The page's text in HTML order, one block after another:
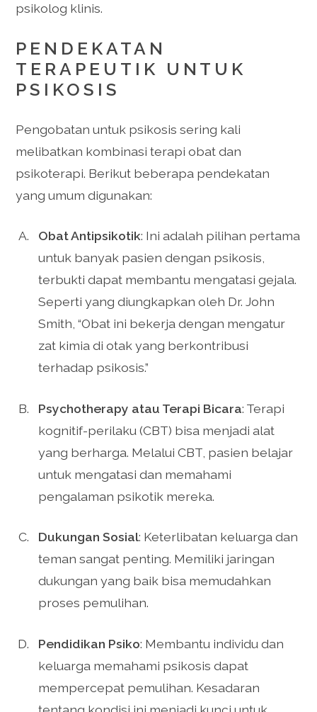
psikolog klinis.
PENDEKATAN
TERAPEUTIK UNTUK
PSIKOSIS
Pengobatan untuk psikosis sering kali
melibatkan kombinasi terapi obat dan
psikoterapi. Berikut beberapa pendekatan
yang umum digunakan:
Obat Antipsikotik: Ini adalah pilihan pertama
untuk banyak pasien dengan psikosis,
terbukti dapat membantu mengatasi gejala.
Seperti yang diungkapkan oleh Dr. John
Smith, “Obat ini bekerja dengan mengatur
zat kimia di otak yang berkontribusi
terhadap psikosis.”
Psychotherapy atau Terapi Bicara: Terapi
kognitif-perilaku (CBT) bisa menjadi alat
yang berharga. Melalui CBT, pasien belajar
untuk mengatasi dan memahami
pengalaman psikotik mereka.
Dukungan Sosial: Keterlibatan keluarga dan
teman sangat penting. Memiliki jaringan
dukungan yang baik bisa memudahkan
proses pemulihan.
Pendidikan Psiko: Membantu individu dan
keluarga memahami psikosis dapat
mempercepat pemulihan. Kesadaran